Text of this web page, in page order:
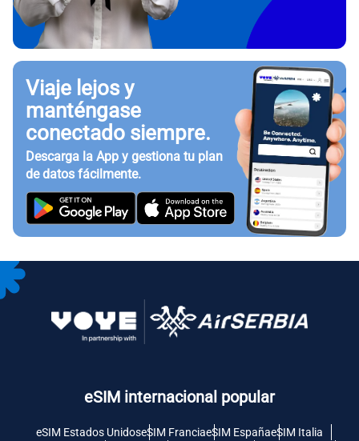
Viaje lejos y
manténgase
conectado siempre.
Descarga la App y gestiona tu plan
de datos fácilmente.
eSIM internacional popular
eSIM Estados UnidoseSIM FranciaeSIM EspañaeSIM Italia